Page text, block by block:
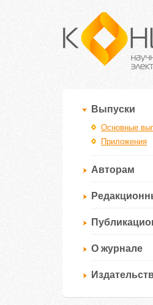
Выпуски
Основные
Приложения
Авторам
О журнале